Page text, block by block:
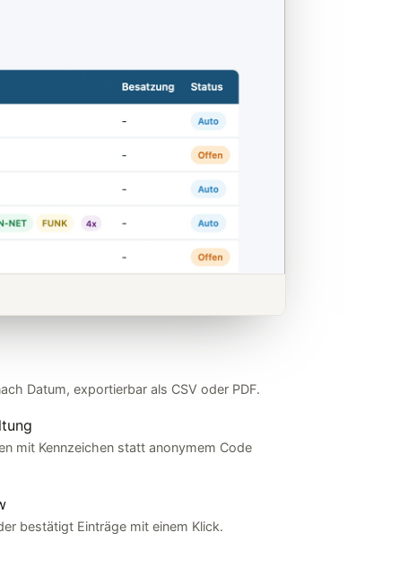
Datum, exportierbar als CSV oder PDF.
mit Kennzeichen statt anonymem Code
bestätigt Einträge mit einem Klick.